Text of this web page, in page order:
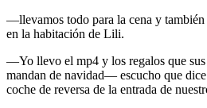
—llevamos todo para la cena y también
en la habitación de Lili.
—Yo llevo el mp4 y los regalos que
mandan de navidad— escucho que
coche de reversa de la entrada de